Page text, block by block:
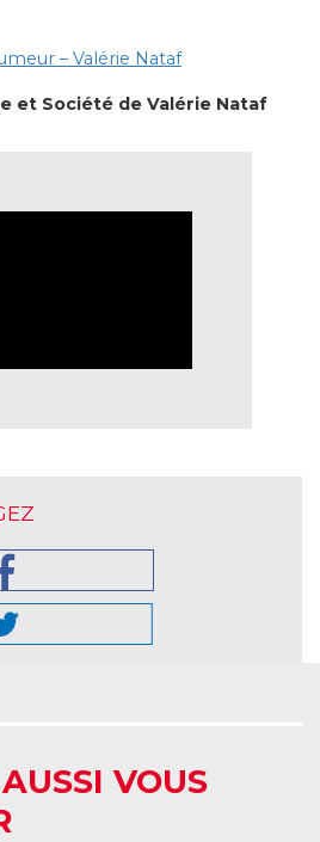
– Valérie Nataf
et Société de Valérie Nataf
VOUS